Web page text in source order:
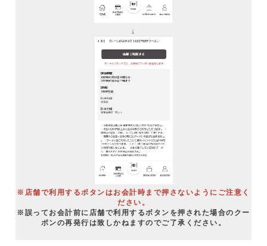
↓
※店舗で利用するボタンはお会計時まで押さないようにご注意く
ださい。
※誤ってお会計前に店舗で利用するボタンを押された場合のクー
ポンの再発行は致しかねますのでご了承ください。